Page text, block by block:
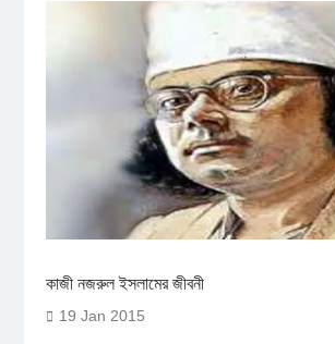
কাজী নজরুল ইসলামের জীবনী
19 Jan 2015